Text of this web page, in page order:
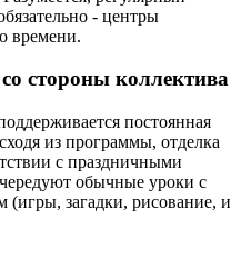
- центры
времени.
стороны коллектива
постоянная
из программы, отделка
с праздничными
обычные уроки с
загадки, рисование, и